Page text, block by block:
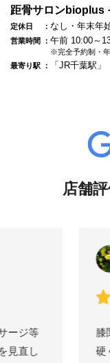
【新発
歩行診
距骨サロンbioplus
定休日 なし・年末年
営業時間 午前 10:00～
※完全予約制・年
最寄り駅
「JR千葉駅
店舗
2026
膝関節症で
硬くて可動